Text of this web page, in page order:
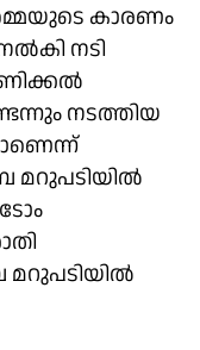
കാരണം
നടി
നടത്തിയ
മറുപടിയിൽ